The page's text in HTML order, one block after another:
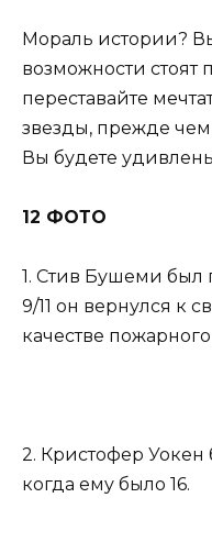
Мораль истории?
возможности стоят
переставайте
звезды, прежде
Вы будете
12 ФОТО
1. Стив Бушеми был
9/11 он вернулся к
качестве
2. Кристофер Уокен
когда ему было 16.